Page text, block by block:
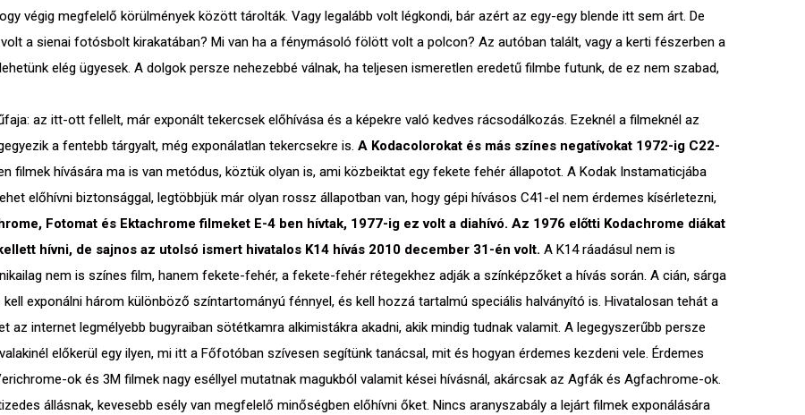
végig megfelelő körülmények között tárolták. Vagy legalább volt légkondi, bár azért az egy-egy blende itt sem árt. De
a sienai fotósbolt kirakatában? Mi van ha a fénymásoló fölött volt a polcon? Az autóban talált, vagy a kerti fészerben a
elég ügyesek. A dolgok persze nehezebbé válnak, ha teljesen ismeretlen eredetű filmbe futunk, de ez nem szabad,
az itt-ott fellelt, már exponált tekercsek előhívása és a képekre való kedves rácsodálkozás. Ezeknél a filmeknél az
a fentebb tárgyalt, még exponálatlan tekercsekre is. A Kodacolorokat és más színes negatívokat 1972-ig C22-
filmek hívására ma is van metódus, köztük olyan is, ami közbeiktat egy fekete fehér állapotot. A Kodak Instamaticjába
előhívni biztonsággal, legtöbbjük már olyan rossz állapotban van, hogy gépi hívásos C41-el nem érdemes kísérletezni,
Fotomat és Ektachrome filmeket E-4 ben hívtak, 1977-ig ez volt a diahívó. Az 1976 előtti Kodachrome diákat
hívni, de sajnos az utolsó ismert hivatalos K14 hívás 2010 december 31-én volt. A K14 ráadásul nem is
nem is színes film, hanem fekete-fehér, a fekete-fehér rétegekhez adják a színképzőket a hívás során. A cián, sárga
exponálni három különböző színtartományú fénnyel, és kell hozzá tartalmú speciális halványító is. Hivatalosan tehát a
az internet legmélyebb bugyraiban sötétkamra alkimistákra akadni, akik mindig tudnak valamit. A legegyszerűbb persze
előkerül egy ilyen, mi itt a Főfotóban szívesen segítünk tanácsal, mit és hogyan érdemes kezdeni vele. Érdemes
ok és 3M filmek nagy eséllyel mutatnak magukból valamit kései hívásnál, akárcsak az Agfák és Agfachrome-ok.
állásnak, kevesebb esély van megfelelő minőségben előhívni őket. Nincs aranyszabály a lejárt filmek exponálására